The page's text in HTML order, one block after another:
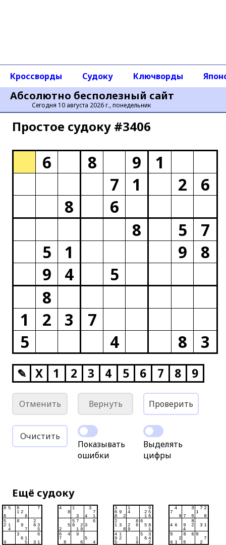
Абсолютно бесполезный сайт
Сегодня 10 августа 2026 г., понедельник
Кроссворды Судоку Ключворды
Простое cудоку #3406
6 8 9
1
7
1 2
6
8
6
8
5
7
5
1 9
8
9
4
5
8
1
2 3
7
5
4 8 3
✎ X 1 2 3 4 5 6 7 8 9
Отменить Вернуть Проверить
Очистить
Показывать
ошибки
Выделять
цифры
Ещё судоку